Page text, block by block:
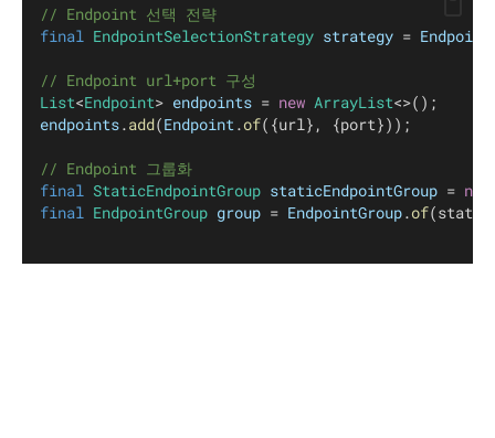
// Endpoint 선택 전략
final EndpointSelectionStrategy strategy =
// Endpoint url+port 구성
List<Endpoint> endpoints = new ArrayList<>();
endpoints.add(Endpoint.of({url}, {port}));
// Endpoint 그룹화
final StaticEndpointGroup staticEndpointGroup = new
final EndpointGroup group = EndpointGroup.of